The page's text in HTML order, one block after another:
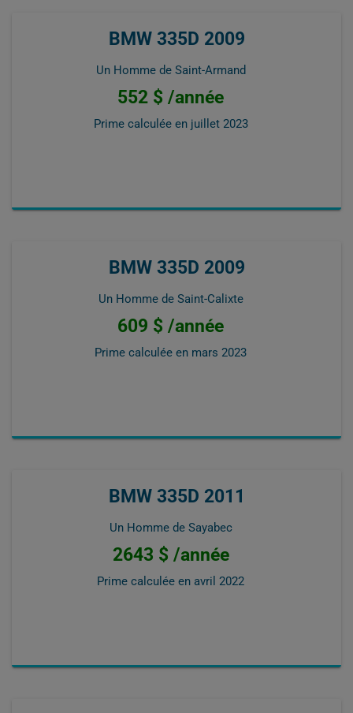
BMW 335D 2009
Un Homme de Saint-Armand
552 $ /année
Prime calculée en juillet 2023
BMW 335D 2009
Un Homme de Saint-Calixte
609 $ /année
Prime calculée en mars 2023
BMW 335D 2011
Un Homme de Sayabec
2643 $ /année
Prime calculée en avril 2022